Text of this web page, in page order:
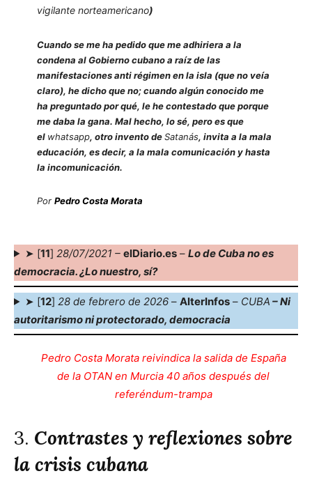
vigilante norteamericano)
Cuando se me ha pedido que me adhiriera a la
condena al Gobierno cubano a raíz de las
manifestaciones anti régimen en la isla (que no veía
claro), he dicho que no; cuando algún conocido me
ha preguntado por qué, le he contestado que porque
me daba la gana. Mal hecho, lo sé, pero es que
el whatsapp, otro invento deSatanás, invita a la mala
educación, es decir, a la mala comunicación y hasta
la incomunicación.
Por Pedro Costa Morata
➤ [11] 28/07/2021 – elDiario.es– Lo de Cuba no es
democracia. ¿Lo nuestro, sí?
➤ [12] 28 de febrero de 2026– AlterInfos– CUBA – Ni
autoritarismo ni protectorado, democracia
Pedro Costa Morata reivindica la salida de España
de la OTAN en Murcia 40 años después del
referéndum-trampa
3. Contrastes y reflexiones sobre
la crisis cubana